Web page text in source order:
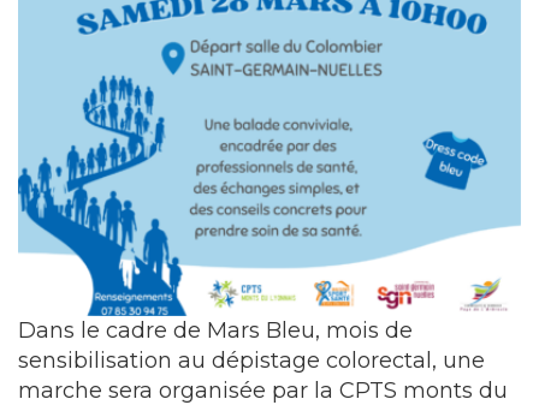
Dans le cadre de Mars Bleu, mois de
sensibilisation au dépistage colorectal, une
marche sera organisée par la CPTS monts du